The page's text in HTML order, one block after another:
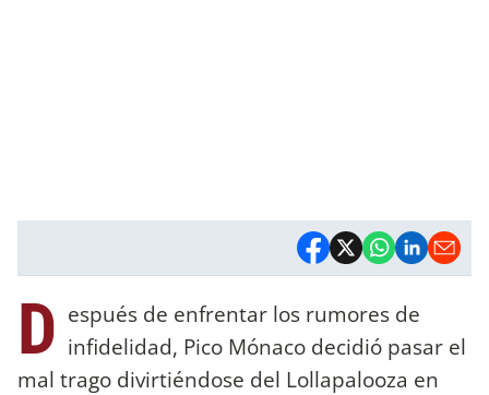
D espués de enfrentar los rumores de
infidelidad, Pico Mónaco decidió pasar el
mal trago divirtiéndose del Lollapalooza en